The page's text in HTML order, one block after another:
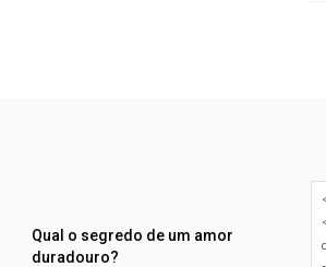
Qual o segredo de um amor
duradouro?